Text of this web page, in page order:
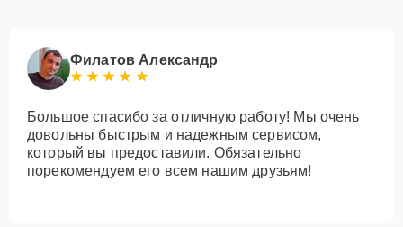
Филатов Александр
Большое спасибо за отличную работу! Мы очень
довольны быстрым и надежным сервисом,
который вы предоставили. Обязательно
порекомендуем его всем нашим друзьям!